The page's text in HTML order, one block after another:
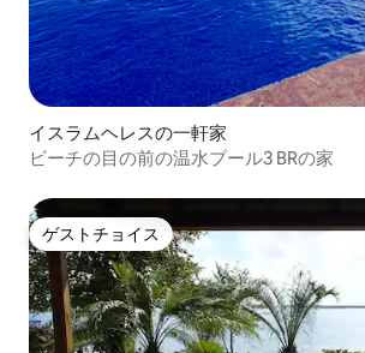
イスラムヘレスの一軒家
ビーチの目の前の温水プール3 BRの家
ゲストチョイス
ゲストチョイス